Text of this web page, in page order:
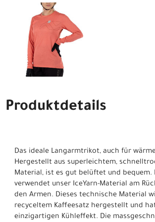
Produktdetails
Das ideale Langarmtrikot, auch für
Hergestellt aus superleichtem,
Material, ist es gut belüftet und bequem.
verwendet unser IceYarn-Material am
den Armen. Dieses technische Material
recyceltem Kaffeesatz hergestellt und
einzigartigen Kühleffekt. Die